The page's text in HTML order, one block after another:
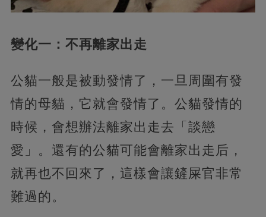
變化一：不再離家出走
公貓一般是被動發情了，一旦周圍有發
情的母貓，它就會發情了。公貓發情的
時候，會想辦法離家出走去「談戀
愛」。還有的公貓可能會離家出走后，
就再也不回來了，這樣會讓鏟屎官非常
難過的。